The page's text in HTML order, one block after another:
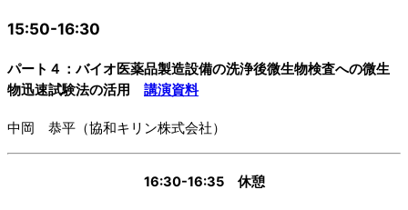
15:50-16:30
パート４：バイオ医薬品製造設備の洗浄後微生物検査への微生
物迅速試験法の活用 講演資料
中岡 恭平（協和キリン株式会社）
16:30-16:35 休憩